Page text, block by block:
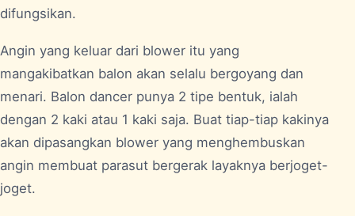
difungsikan.
Angin yang keluar dari blower itu yang
mangakibatkan balon akan selalu bergoyang dan
menari. Balon dancer punya 2 tipe bentuk, ialah
dengan 2 kaki atau 1 kaki saja. Buat tiap-tiap kakinya
akan dipasangkan blower yang menghembuskan
angin membuat parasut bergerak layaknya berjoget-
joget.